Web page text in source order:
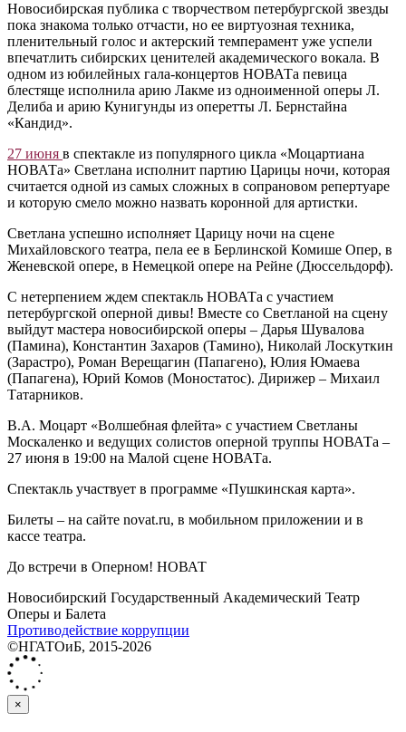
Новосибирская публика с творчеством петербургской звезды
пока знакома только отчасти, но ее виртуозная техника,
пленительный голос и актерский темперамент уже успели
впечатлить сибирских ценителей академического вокала. В
одном из юбилейных гала-концертов НОВАТа певица
блестяще исполнила арию Лакме из одноименной оперы Л.
Делиба и арию Кунигунды из оперетты Л. Бернстайна
«Кандид».
27 июня в спектакле из популярного цикла «Моцартиана
НОВАТа» Светлана исполнит партию Царицы ночи, которая
считается одной из самых сложных в сопрановом репертуаре
и которую смело можно назвать коронной для артистки.
Светлана успешно исполняет Царицу ночи на сцене
Михайловского театра, пела ее в Берлинской Комише Опер, в
Женевской опере, в Немецкой опере на Рейне (Дюссельдорф).
С нетерпением ждем спектакль НОВАТа с участием
петербургской оперной дивы! Вместе со Светланой на сцену
выйдут мастера новосибирской оперы ‒ Дарья Шувалова
(Памина), Константин Захаров (Тамино), Николай Лоскуткин
(Зарастро), Роман Верещагин (Папагено), Юлия Юмаева
(Папагена), Юрий Комов (Моностатос). Дирижер ‒ Михаил
Татарников.
В.А. Моцарт «Волшебная флейта» с участием Светланы
Москаленко и ведущих солистов оперной труппы НОВАТа ‒
27 июня в 19:00 на Малой сцене НОВАТа.
Спектакль участвует в программе «Пушкинская карта».
Билеты ‒ на сайте novat.ru, в мобильном приложении и в
кассе театра.
До встречи в Оперном! НОВАТ
Новосибирский Государственный Академический Театр
Оперы и Балета
Противодействие коррупции
©НГАТОиБ, 2015-2026
×